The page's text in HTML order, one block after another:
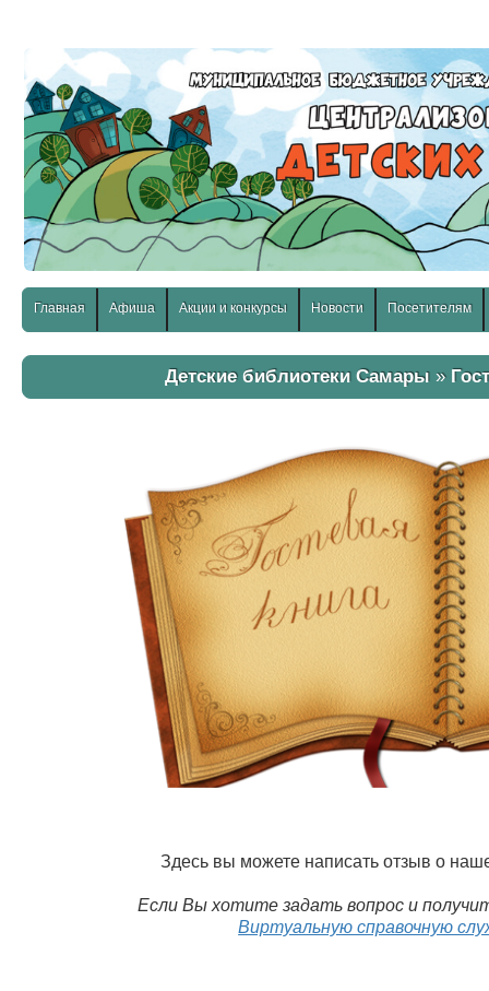
Главная Афиша Акции и конкурсы Новости Посетителям
Детские библиотеки Самары »
Здесь вы можете написать отзыв о
Если Вы хотите задать вопрос и
Виртуальную справочную